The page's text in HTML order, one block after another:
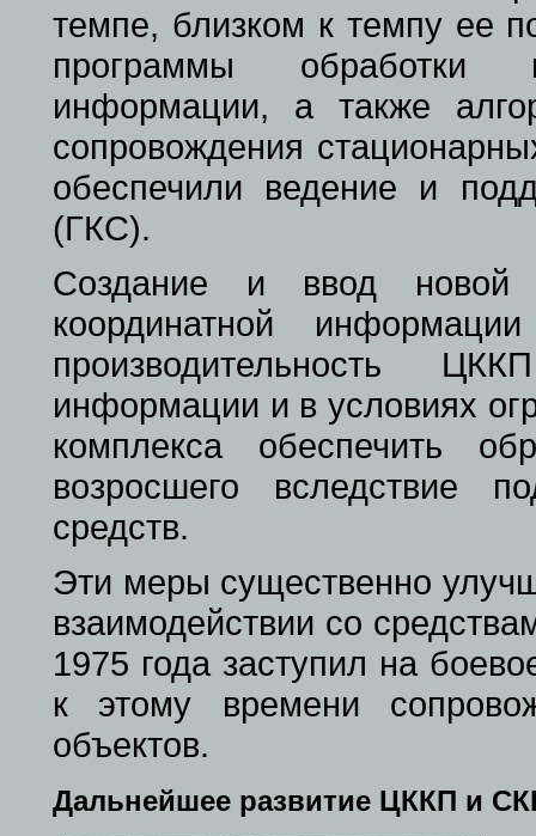
темпе, близком к темпу ее
программы обработки
информации, а также
сопровождения
обеспечили ведение и
(ГКС).
Создание и ввод новой
координатной
производительность
информации и в условиях
комплекса обеспечить
возросшего вследствие
средств.
Эти меры существенно
взаимодействии со
1975 года заступил на
к этому времени
объектов.
Дальнейшее развитие ЦККП и